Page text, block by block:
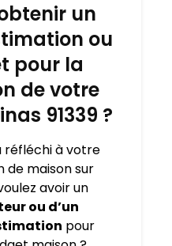
un
ou
pour la
de votre
91339 ?
réfléchi à votre
maison sur
avoir un
ou d’un
pour